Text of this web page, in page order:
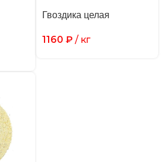
Гвоздика целая
1160 ₽ / кг